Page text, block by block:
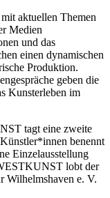
aktuellen Themen
Medien
und das
einen dynamischen
Produktion.
geben die
Kunsterleben im
tagt eine zweite
benennt
Einzelausstellung
lobt der
Wilhelmshaven e. V.